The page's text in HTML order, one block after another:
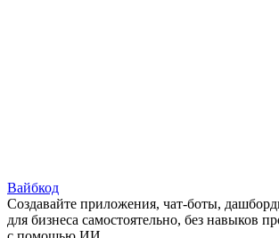
Вайбкод
Создавайте приложения, чат-боты,
для бизнеса самостоятельно, без навыков